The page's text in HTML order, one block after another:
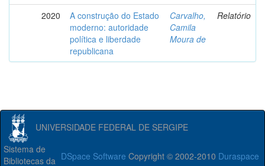
2020
A construção do Estado
moderno: autoridade
política e liberdade
republicana
Carvalho,
Camila
Moura de
Relatório
UNIVERSIDADE FEDERAL DE SERGIPE
DSpace Software Copyright © 2002-2010 Duraspace
Sistema de
Bibliotecas da